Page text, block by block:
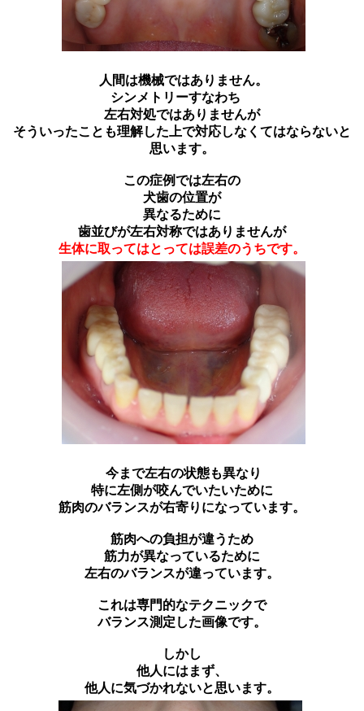
人間は機械ではありません。
シンメトリーすなわち
左右対処ではありませんが
そういったことも理解した上で対応しなくてはならないと
思います。
この症例では左右の
犬歯の位置が
異なるために
歯並びが左右対称ではありませんが
生体に取ってはとっては誤差のうちです。
今まで左右の状態も異なり
特に左側が咬んでいたいために
筋肉のバランスが右寄りになっています。
筋肉への負担が違うため
筋力が異なっているために
左右のバランスが違っています。
これは専門的なテクニックで
バランス測定した画像です。
しかし
他人にはまず、
他人に気づかれないと思います。